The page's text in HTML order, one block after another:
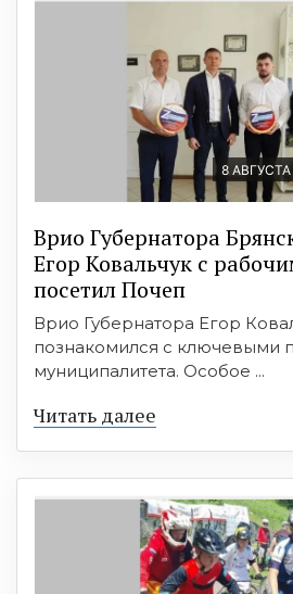
8 АВГУСТА
Врио Губернатора
Егор Ковальчук с
посетил Почеп
Врио Губернатора Егор
познакомился с ключевыми
муниципалитета. Особое ...
Читать далее